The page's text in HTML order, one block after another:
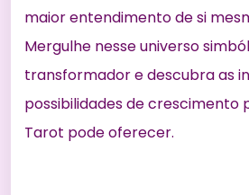
maior entendimento de si
Mergulhe nesse universo
transformador e descubra as
possibilidades de crescimento
Tarot pode oferecer.